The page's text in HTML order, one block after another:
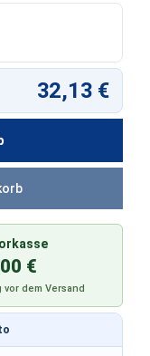
32,13 €
€
dem Versand